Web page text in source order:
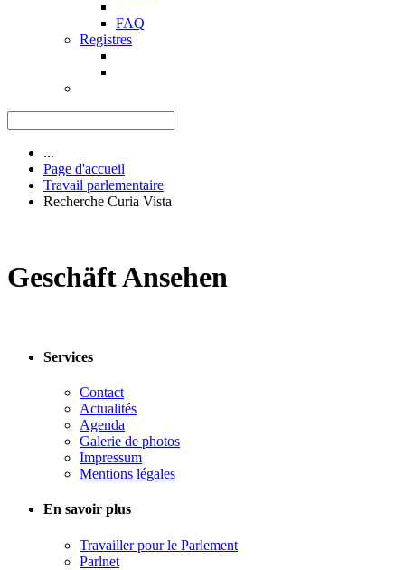
FAQ
Registres
...
Page d'accueil
Travail parlementaire
Recherche Curia Vista
Geschäft Ansehen
Services
Contact
Actualités
Agenda
Galerie de photos
Impressum
Mentions légales
En savoir plus
Travailler pour le Parlement
Parlnet